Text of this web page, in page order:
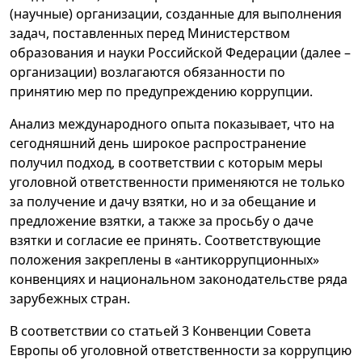
(научные) организации, созданные для выполнения
задач, поставленных перед Министерством
образования и науки Российской Федерации (далее –
организации) возлагаются обязанности по
принятию мер по предупреждению коррупции.
Анализ международного опыта показывает, что на
сегодняшний день широкое распространение
получил подход, в соответствии с которым меры
уголовной ответственности применяются не только
за получение и дачу взятки, но и за обещание и
предложение взятки, а также за просьбу о даче
взятки и согласие ее принять. Соответствующие
положения закреплены в «антикоррупционных»
конвенциях и национальном законодательстве ряда
зарубежных стран.
В соответствии со статьей 3 Конвенции Совета
Европы об уголовной ответственности за коррупцию